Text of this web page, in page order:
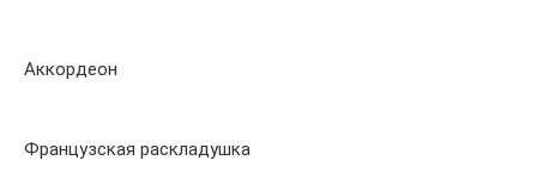
Аккордеон
Французская раскладушка